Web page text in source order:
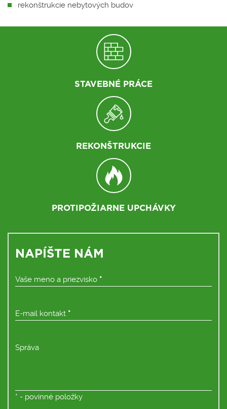
rekonštrukcie nebytových budov
STAVEBNÉ PRÁCE
REKONŠTRUKCIE
PROTIPOŽIARNE UPCHÁVKY
NAPÍŠTE NÁM
Vaše meno a priezvisko *
E-mail kontakt *
Správa
* - povinné položky